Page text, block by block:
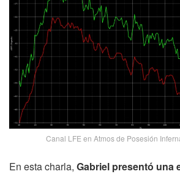
Canal LFE en Atmos de Posesión
En esta charla, Gabriel presentó una